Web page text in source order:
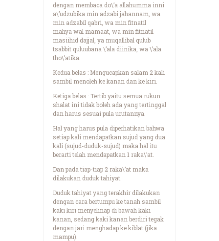
dengan membaca do\’a allahumma inni
a\’udzubika min adzabi jahannam, wa
min adzabil qabri, wa min fitnatil
mahya wal mamaat, wa min fitnatil
masiihid dajjal, ya muqallibal qulub
tsabbit quluubana \’ala diinika, wa \’ala
tho\’atika.
Kedua belas : Mengucapkan salam 2 kali
sambil menoleh ke kanan dan ke kiri.
Ketiga belas : Tertib yaitu semua rukun
shalat ini tidak boleh ada yang tertinggal
dan harus sesuai pula urutannya.
Hal yang harus pula diperhatikan bahwa
setiap kali mendapatkan sujud yang dua
kali (sujud-duduk-sujud) maka hal itu
berarti telah mendapatkan 1 raka\’at.
Dan pada tiap-tiap 2 raka\’at maka
dilakukan duduk tahiyat.
Duduk tahiyat yang terakhir dilakukan
dengan cara bertumpu ke tanah sambil
kaki kiri menyelinap di bawah kaki
kanan, sedang kaki kanan berdiri tegak
dengan jari menghadap ke kiblat (jika
mampu).